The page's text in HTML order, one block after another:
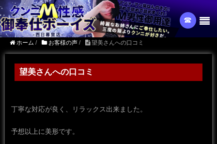
☎︎
ホーム / お客様の声 / 望美さんへの口コミ
望美さんへの口コミ
丁寧な対応が良く、リラックス出来ました。
予想以上に美形です。